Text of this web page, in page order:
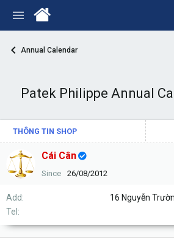
Annual Calendar
Patek Philippe Annual
THÔNG TIN SHOP
Cái Cân
Since 26/08/2012
Add
16 Nguyễn
Tel